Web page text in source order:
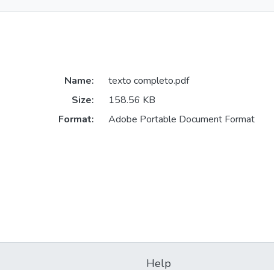
Name:
texto completo.pdf
Size:
158.56 KB
Format:
Adobe Portable Document Format
Help